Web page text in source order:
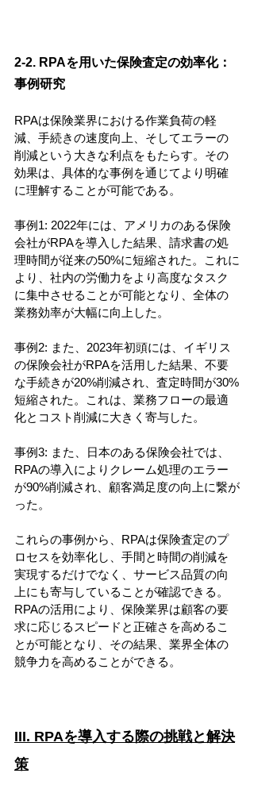
2-2. RPAを用いた保険査定の効率化：
事例研究
RPAは保険業界における作業負荷の軽
減、手続きの速度向上、そしてエラーの
削減という大きな利点をもたらす。その
効果は、具体的な事例を通じてより明確
に理解することが可能である。
事例1: 2022年には、アメリカのある保険
会社がRPAを導入した結果、請求書の処
理時間が従来の50%に短縮された。これに
より、社内の労働力をより高度なタスク
に集中させることが可能となり、全体の
業務効率が大幅に向上した。
事例2: また、2023年初頭には、イギリス
の保険会社がRPAを活用した結果、不要
な手続きが20%削減され、査定時間が30%
短縮された。これは、業務フローの最適
化とコスト削減に大きく寄与した。
事例3: また、日本のある保険会社では、
RPAの導入によりクレーム処理のエラー
が90%削減され、顧客満足度の向上に繋が
った。
これらの事例から、RPAは保険査定のプ
ロセスを効率化し、手間と時間の削減を
実現するだけでなく、サービス品質の向
上にも寄与していることが確認できる。
RPAの活用により、保険業界は顧客の要
求に応じるスピードと正確さを高めるこ
とが可能となり、その結果、業界全体の
競争力を高めることができる。
III. RPAを導入する際の挑戦と解決
策